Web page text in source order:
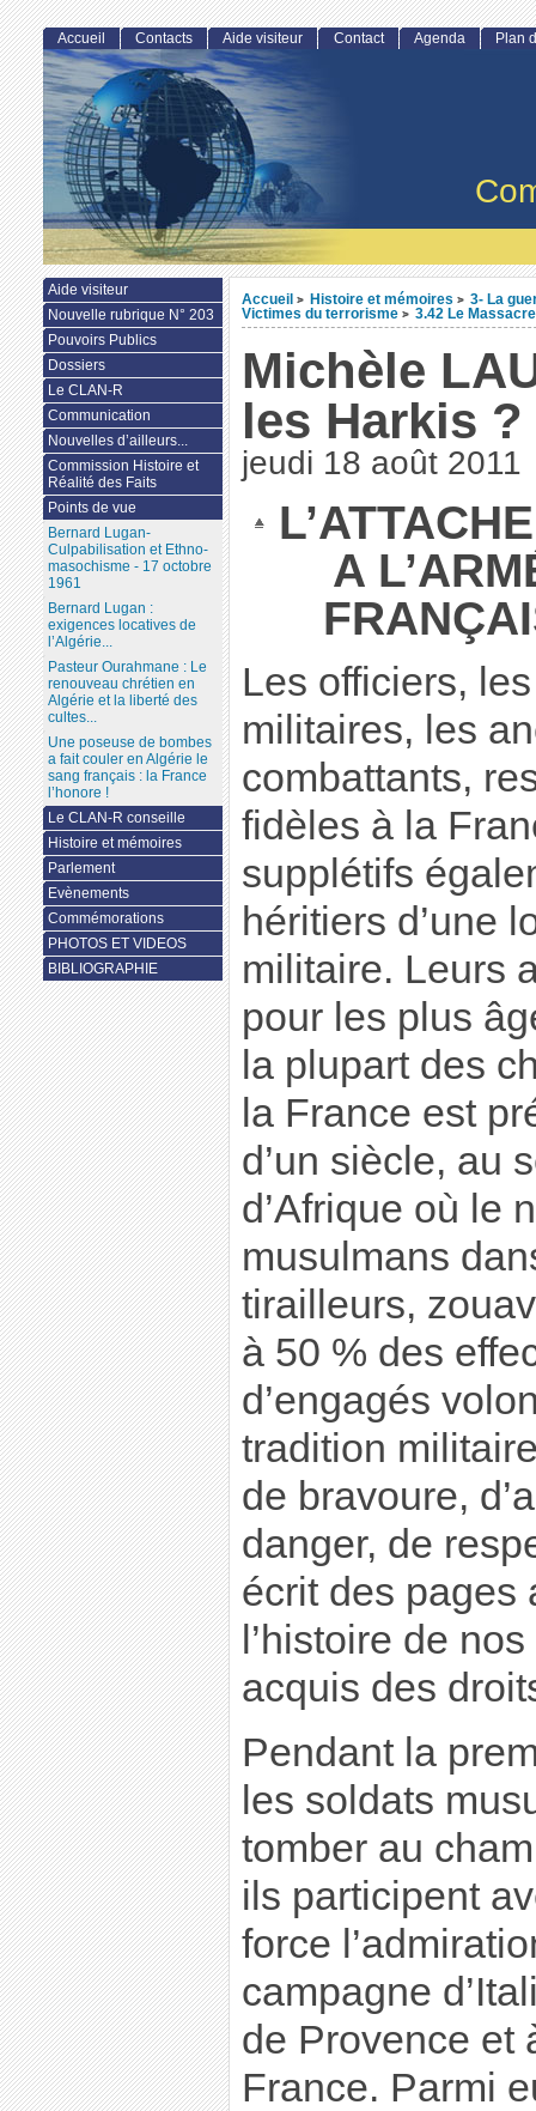
Accueil > Histoire et mémoires > 3- La
Victimes du terrorisme > 3.42 Le
Michèle
les Harkis ?
jeudi 18 août 2011
A
Les officiers, les
militaires, les
combattants,
fidèles à la
supplétifs
héritiers d’une
militaire. Leurs
pour les plus
la plupart des
la France est
d’un siècle, au
d’Afrique où le
musulmans
tirailleurs,
à 50 % des
d’engagés
tradition
de bravoure,
danger, de
écrit des pages
l’histoire de
acquis des
Pendant la
les soldats
tomber au
ils participent
force
campagne
de Provence et
France. Parmi
Accueil Contacts Aide visiteur Contact Agenda Plan
Aide visiteur
Nouvelle rubrique N° 203
Pouvoirs Publics
Dossiers
Le CLAN-R
Communication
Nouvelles d’ailleurs...
Commission Histoire et
Réalité des Faits
Points de vue
Bernard Lugan-
Culpabilisation et Ethno-
masochisme - 17 octobre
1961
Bernard Lugan :
exigences locatives de
l’Algérie...
Pasteur Ourahmane : Le
renouveau chrétien en
Algérie et la liberté des
cultes...
Une poseuse de bombes
a fait couler en Algérie le
sang français : la France
l’honore !
Le CLAN-R conseille
Histoire et mémoires
Parlement
Evènements
Commémorations
PHOTOS ET VIDEOS
BIBLIOGRAPHIE